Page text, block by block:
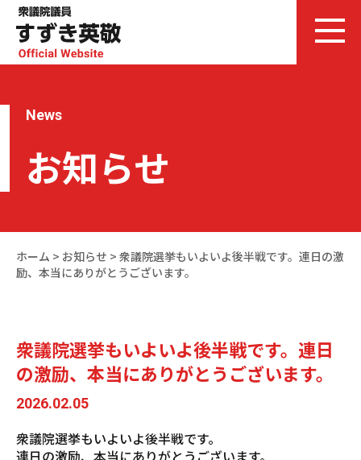
News
お知らせ
ホーム > お知らせ > 衆議院選挙もいよいよ後半戦です。連日の激
励、本当にありがとうございます。
衆議院選挙もいよいよ後半戦です。連日
の激励、本当にありがとうございます。
2026.02.05
衆議院選挙もいよいよ後半戦です。
連日の激励、本当にありがとうございます。